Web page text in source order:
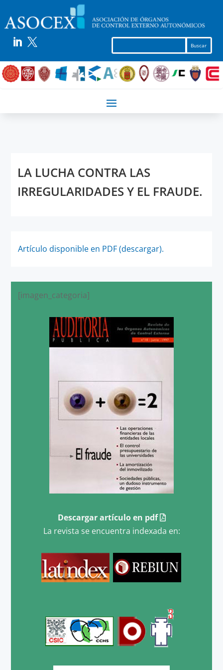
 
LA LUCHA CONTRA LAS
IRREGULARIDADES Y EL FRAUDE.
Artículo disponible en PDF (descargar).
[imagen_categoria]
Descargar artículo en pdf
La revista se encuentra indexada en: